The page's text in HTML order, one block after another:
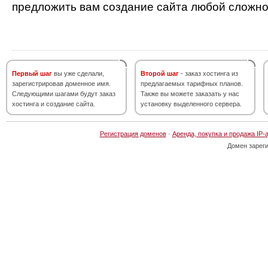
предложить вам создание сайта любой
Первый шаг вы уже сделали,
зарегистрировав доменное имя.
Следующими шагами будут заказ
хостинга и создание сайта.
Второй шаг - заказ хостинга из
предлагаемых тарифных планов.
Также вы можете заказать у нас
установку выделенного сервера.
Регистрация доменов· Аренда, покупка и продажа IP-
Домен